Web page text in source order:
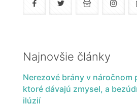
Najnovšie články
Nerezové brány v náročnom
ktoré dávajú zmysel, a
ilúzií